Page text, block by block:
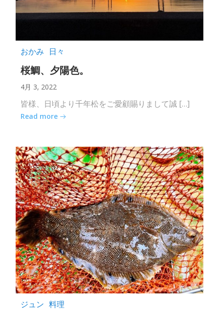
おかみ 日々
桜鯛、夕陽色。
4月 3, 2022
皆様、日頃より千年松をご愛顧賜りまして誠 […]
Read more
ジュン 料理